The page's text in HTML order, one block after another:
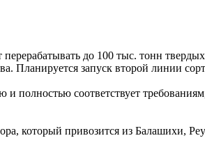
до 100 тыс. тонн
Планируется запуск второй линии
и полностью соответствует
который привозится из Балашихи,